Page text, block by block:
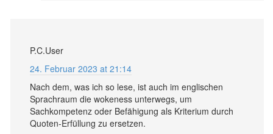
P.C.User
24. Februar 2023 at 21:14
Nach dem, was ich so lese, ist auch im englischen
Sprachraum die wokeness unterwegs, um
Sachkompetenz oder Befähigung als Kriterium durch
Quoten-Erfüllung zu ersetzen.